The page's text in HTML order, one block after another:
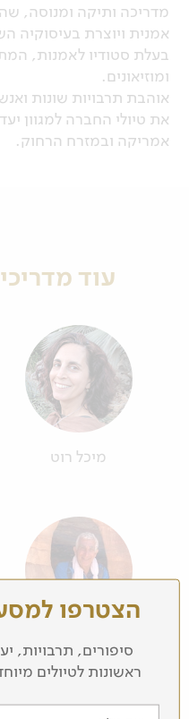
מדריכה ותיקה ומנוסה,
אמנית ויוצרת בעיסוקיה
בעלת סטודיו לאמנות,
ומוזיאונים.
אוהבת תרבויות שונות
את טיולי החברה למגוון
אמריקה ובמזרח הרחוק.
עוד
מיכל רוט
מושיק כהן, ד"ר
הצטרפו
סיפורים, תרבויות,
ראשונות לטיולים